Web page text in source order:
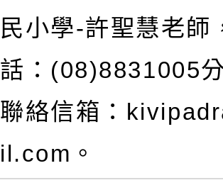
民小學-許聖慧老師
話：(08)8831005
聯絡信箱：
il.com。